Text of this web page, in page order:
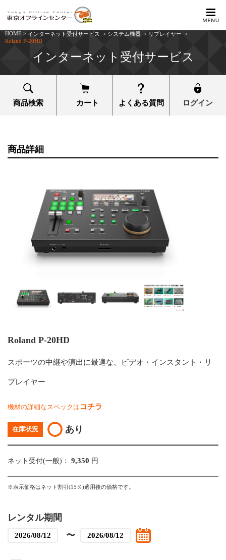
HOME > インターネット受付サービス > システム機器 > リプレイヤー >
Roland P-20HD
インターネット受付サービス
商品検索 カート よくある質問 ログイン
商品詳細
Roland P-20HD
スポーツの中継や演出に最適な、ビデオ・インスタント・リ
プレイヤー
機材の詳細なスペックは コチラ
在庫状況 あり
ネット受付(一般)： 9,350 円
※表示価格はネット割引(15％)適用後の価格です。
レンタル期間
〜